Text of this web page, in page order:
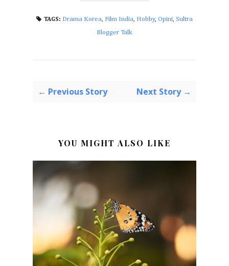
TAGS: Drama Korea, Film India, Hobby, Opini, Sultra
Blogger Talk
← Previous Story Next Story →
YOU MIGHT ALSO LIKE